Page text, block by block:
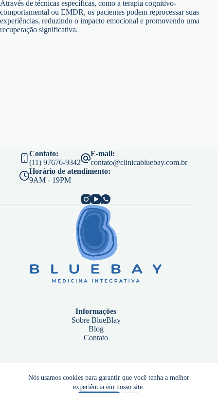
Nós usamos cookies para garantir que você tenha a melhor
experiência em nosso site.
Através de técnicas específicas, como a terapia cognitivo-
comportamental ou EMDR, os pacientes podem reprocessar suas
experiências, reduzindo o impacto emocional e promovendo uma
recuperação significativa.
Contato:
(11) 97676-9342
E-mail:
contato@clinicabluebay.com.br
Horário de atendimento:
9AM - 19PM
Informações
Sobre BlueBlay
Blog
Contato
Alameda Mamoré, 535 – 13º andar, Sala 1301
Alphaville Industrial, Barueri – SP